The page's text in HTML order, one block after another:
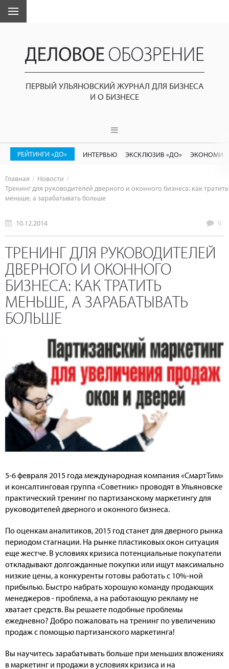
ПЕРВЫЙ УЛЬЯНОВСКИЙ ЖУРНАЛ ДЛЯ БИЗНЕСА
И О БИЗНЕСЕ
РЕЙТИНГИ «ДО» ИНТЕРВЬЮ ЭКСКЛЮЗИВ «ДО»
Главная
Новости
Тренинг для руководителей дверного и оконного бизнеса: как тратить
меньше, а зарабатывать больше
10.12.2014 0
ТРЕНИНГ ДЛЯ РУКОВОДИТЕЛЕЙ
ДВЕРНОГО И ОКОННОГО
БИЗНЕСА: КАК ТРАТИТЬ
МЕНЬШЕ, А ЗАРАБАТЫВАТЬ
БОЛЬШЕ
5-6 февраля 2015 года международная компания «СмартТим»
и консалтинговая группа «Советник» проводят в Ульяновске
практический тренинг по партизанскому маркетингу для
руководителей дверного и оконного бизнеса.
По оценкам аналитиков, 2015 год станет для дверного рынка
периодом стагнации. На рынке пластиковых окон ситуация
еще жестче. В условиях кризиса потенциальные покупатели
откладывают долгожданные покупки или ищут максимально
низкие цены, а конкуренты готовы работать с 10%-ной
прибылью. Быстро набрать хорошую команду продающих
менеджеров - проблема, а на работающую рекламу не
хватает средств. Вы решаете подобные проблемы
ежедневно? Добро пожаловать на тренинг по увеличению
продаж с помощью партизанского маркетинга!
Вы научитесь зарабатывать больше при меньших вложениях
в маркетинг и продажи в условиях кризиса и на